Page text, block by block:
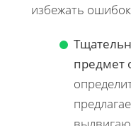
избежать
предмет